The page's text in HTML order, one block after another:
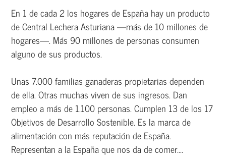
En 1 de cada 2 los hogares de España hay un producto
de Central Lechera Asturiana —más de 10 millones de
hogares—. Más 90 millones de personas consumen
alguno de sus productos.
Unas 7.000 familias ganaderas propietarias dependen
de ella. Otras muchas viven de sus ingresos. Dan
empleo a más de 1.100 personas. Cumplen 13 de los 17
Objetivos de Desarrollo Sostenible. Es la marca de
alimentación con más reputación de España.
Representan a la España que nos da de comer....